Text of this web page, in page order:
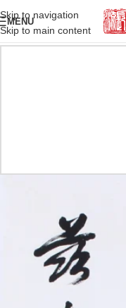
Skip to navigation
Skip to main content
MENU